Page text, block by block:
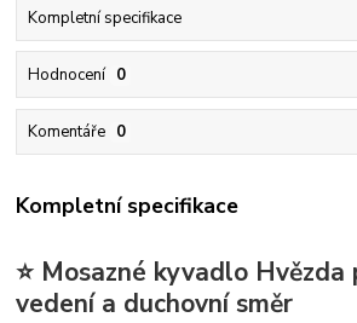
Kompletní specifikace
Hodnocení 0
Komentáře 0
Kompletní specifikace
⭐ Mosazné kyvadlo Hvězda
vedení a duchovní směr